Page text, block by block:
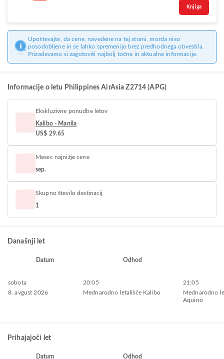
Knjiga
Upoštevajte, da cene, navedene na tej strani, morda niso
posodobljene in se lahko spremenijo brez predhodnega obvestila.
Prizadevamo si zagotoviti najbolj točne in aktualne informacije.
Informacije o letu Philippines AirAsia Z2714 (APG)
Ekskluzivne ponudbe letov
Kalibo - Manila
US$ 29.65
Mesec najnižje cene
sep.
Skupno število destinacij
1
Današnji let
Datum Odhod
sobota
8. avgust 2026
20:05
Mednarodno letališče Kalibo
21:05
Mednarodno
Aquino
Prihajajoči let
Datum Odhod